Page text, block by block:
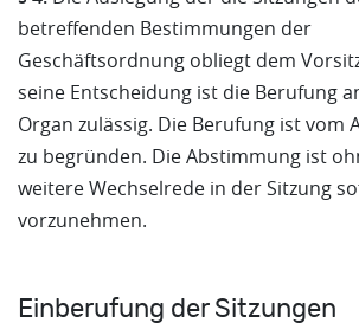
betreffenden Bestimmungen der
Geschäftsordnung obliegt dem
seine Entscheidung ist die Berufung
Organ zulässig. Die Berufung ist vom
zu begründen. Die Abstimmung ist
weitere Wechselrede in der Sitzung
vorzunehmen.
Einberufung der Sitzungen